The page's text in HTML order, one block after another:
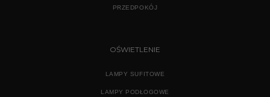
PRZEDPOKÓJ
OŚWIETLENIE
LAMPY SUFITOWE
LAMPY PODŁOGOWE